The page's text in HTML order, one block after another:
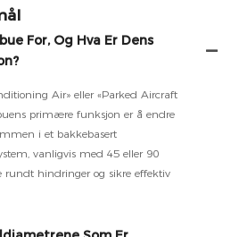
For, Og Hva Er Dens
Air» eller «Parked Aircraft
primære funksjon er å endre
i et bakkebasert
vanligvis med 45 eller 90
rundt hindringer og sikre effektiv